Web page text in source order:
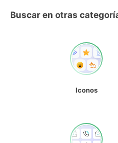
Buscar en otras
Iconos